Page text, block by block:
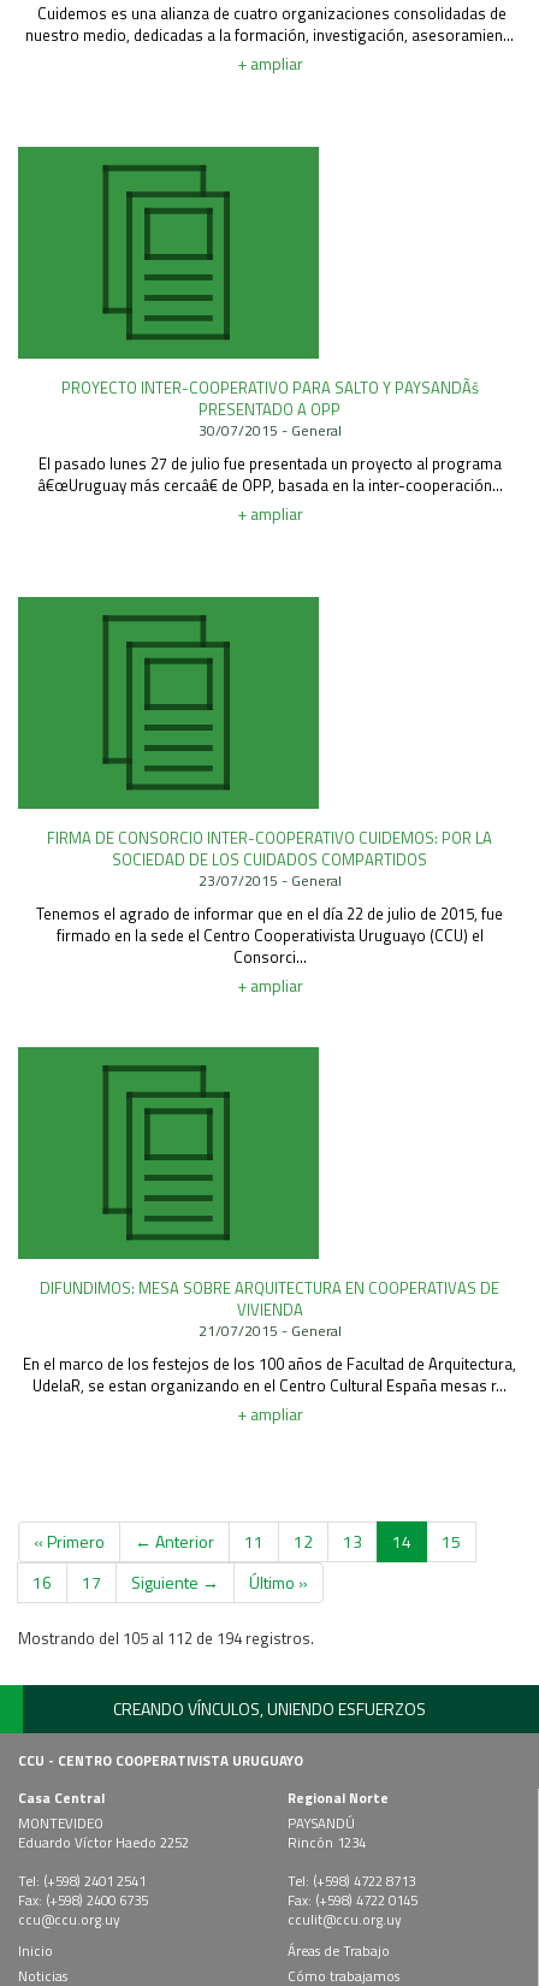
Cuidemos es una alianza de cuatro organizaciones consolidadas de
nuestro medio, dedicadas a la formación, investigación, asesoramien...
+ ampliar
PROYECTO INTER-COOPERATIVO PARA SALTO Y PAYSANDÃš
PRESENTADO A OPP
30/07/2015 - General
El pasado lunes 27 de julio fue presentada un proyecto al programa
â€œUruguay más cercaâ€ de OPP, basada en la inter-cooperación...
+ ampliar
FIRMA DE CONSORCIO INTER-COOPERATIVO CUIDEMOS: POR LA
SOCIEDAD DE LOS CUIDADOS COMPARTIDOS
23/07/2015 - General
Tenemos el agrado de informar que en el día 22 de julio de 2015, fue
firmado en la sede el Centro Cooperativista Uruguayo (CCU) el
Consorci...
+ ampliar
DIFUNDIMOS: MESA SOBRE ARQUITECTURA EN COOPERATIVAS DE
VIVIENDA
21/07/2015 - General
En el marco de los festejos de los 100 años de Facultad de Arquitectura,
UdelaR, se estan organizando en el Centro Cultural España mesas r...
+ ampliar
« Primero ← Anterior 11 12 13 14
15
16
17 Siguiente → Último »
Mostrando del 105 al 112 de 194 registros.
CREANDO VÍNCULOS, UNIENDO ESFUERZOS
CCU - CENTRO COOPERATIVISTA URUGUAYO
Casa Central
MONTEVIDEO
Eduardo Víctor Haedo 2252
Tel: (+598) 2401 2541
Fax: (+598) 2400 6735
ccu@ccu.org.uy
Regional Norte
PAYSANDÚ
Rincón 1234
Tel: (+598) 4722 8713
Fax: (+598) 4722 0145
cculit@ccu.org.uy
Inicio
Noticias
Áreas de Trabajo
Cómo trabajamos